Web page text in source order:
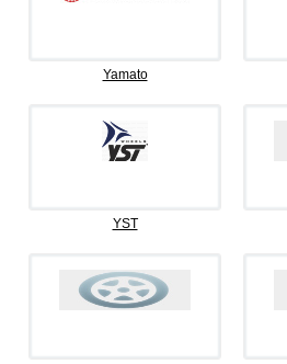
Yamato
YST